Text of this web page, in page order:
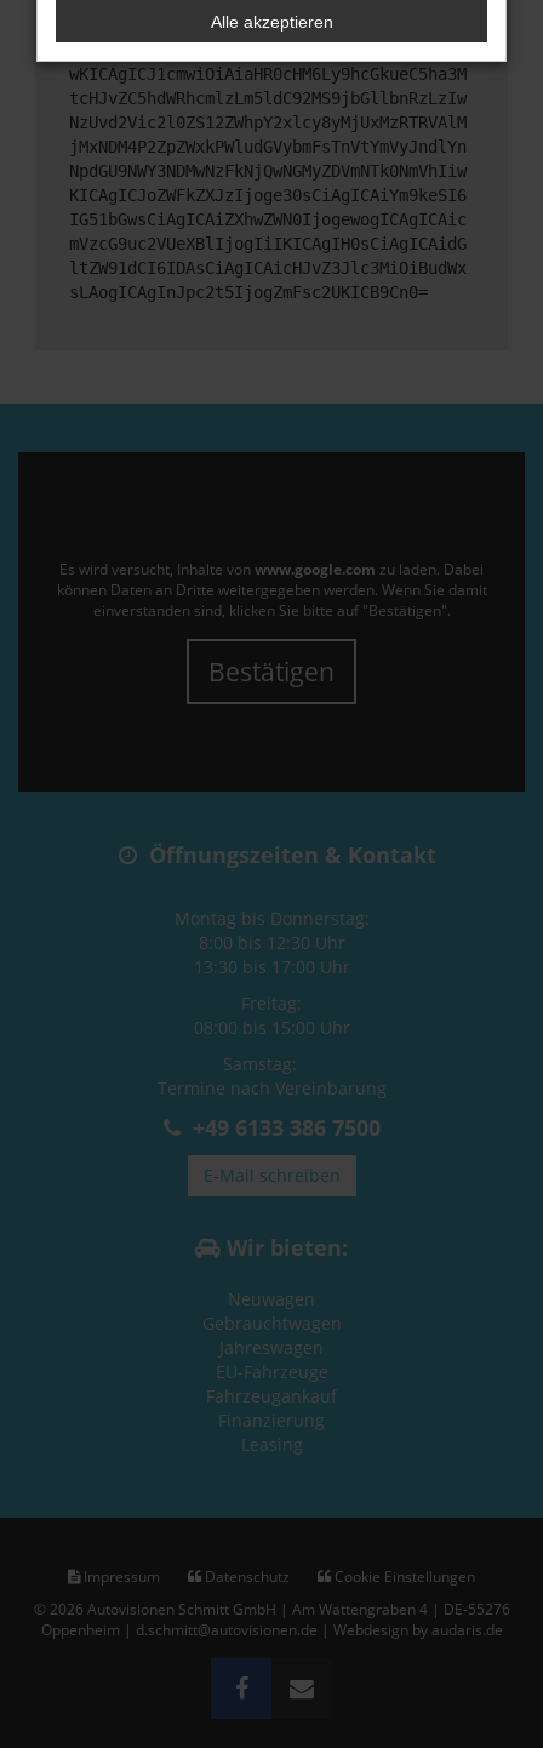
ewogICJuYW1lIjogIk5ldHdvcmtFcnJvciIsCiAgI
mNvbmZpZyI6IHsKICAgICJtZXRob2QiOiAiR0VUIi
wKICAgICJ1cmwiOiAiaHR0cHM6Ly9hcGkueC5ha3M
tcHJvZC5hdWRhcmlzLm5ldC92MS9jbGllbnRzLzIw
NzUvd2Vic2l0ZS12ZWhpY2xlcy8yMjUxMzRTRVAlM
jMxNDM4P2ZpZWxkPWludGVybmFsTnVtYmVyJndlYn
NpdGU9NWY3NDMwNzFkNjQwNGMyZDVmNTk0NmVhIiw
KICAgICJoZWFkZXJzIjoge30sCiAgICAiYm9keSI6
IG51bGwsCiAgICAiZXhwZWN0IjogewogICAgICAic
mVzcG9uc2VUeXBlIjogIiIKICAgIH0sCiAgICAidG
ltZW91dCI6IDAsCiAgICAicHJvZ3Jlc3MiOiBudWx
sLAogICAgInJpc2t5IjogZmFsc2UKICB9Cn0=
Es wird versucht, Inhalte von www.google.com zu laden. Dabei
können Daten an Dritte weitergegeben werden. Wenn Sie damit
einverstanden sind, klicken Sie bitte auf "Bestätigen".
Bestätigen
Öffnungszeiten & Kontakt
Montag bis Donnerstag:
8:00 bis 12:30 Uhr
13:30 bis 17:00 Uhr
Freitag:
08:00 bis 15:00 Uhr
Samstag:
Termine nach Vereinbarung
+49 6133 386 7500
E-Mail schreiben
Wir bieten:
Neuwagen
Gebrauchtwagen
Jahreswagen
EU-Fahrzeuge
Fahrzeugankauf
Finanzierung
Leasing
Impressum Datenschutz
Cookie Einstellungen
© 2026 Autovisionen Schmitt GmbH | Am Wattengraben 4 | DE-55276
Oppenheim | d.schmitt@autovisionen.de | Webdesign by audaris.de
Alle akzeptieren